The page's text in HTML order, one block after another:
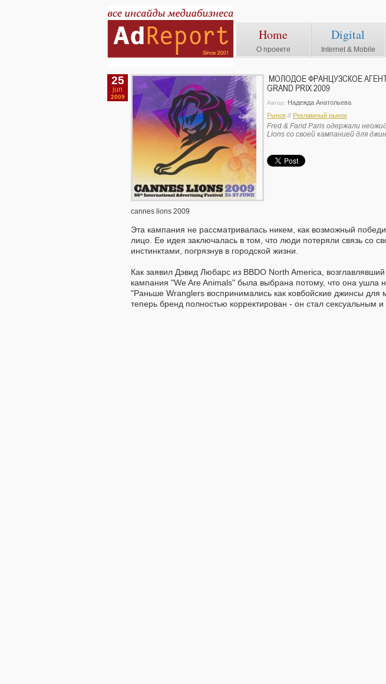
Home
О проекте
Digital
Internet & Mobile
25
jun
2009
cannes lions 2009
МОЛОДОЕ ФРАНЦУЗСКОЕ
GRAND PRIX 2009
Автор: Надежда Анатольева
Рынок // Рекламный рынок
Fred & Farid Paris одержали
Lions со своей кампанией для
Эта кампания не рассматривалась никем, как возможный
лицо. Ее идея заключалась в том, что люди потеряли связь со
инстинктами, погрязнув в городской жизни.
Как заявил Дэвид Любарс из BBDO North America, возглавлявший
кампания "We Are Animals" была выбрана потому, что она ушла
"Раньше Wranglers воспринимались как ковбойские джинсы для
теперь бренд полностью корректирован - он стал сексуальным